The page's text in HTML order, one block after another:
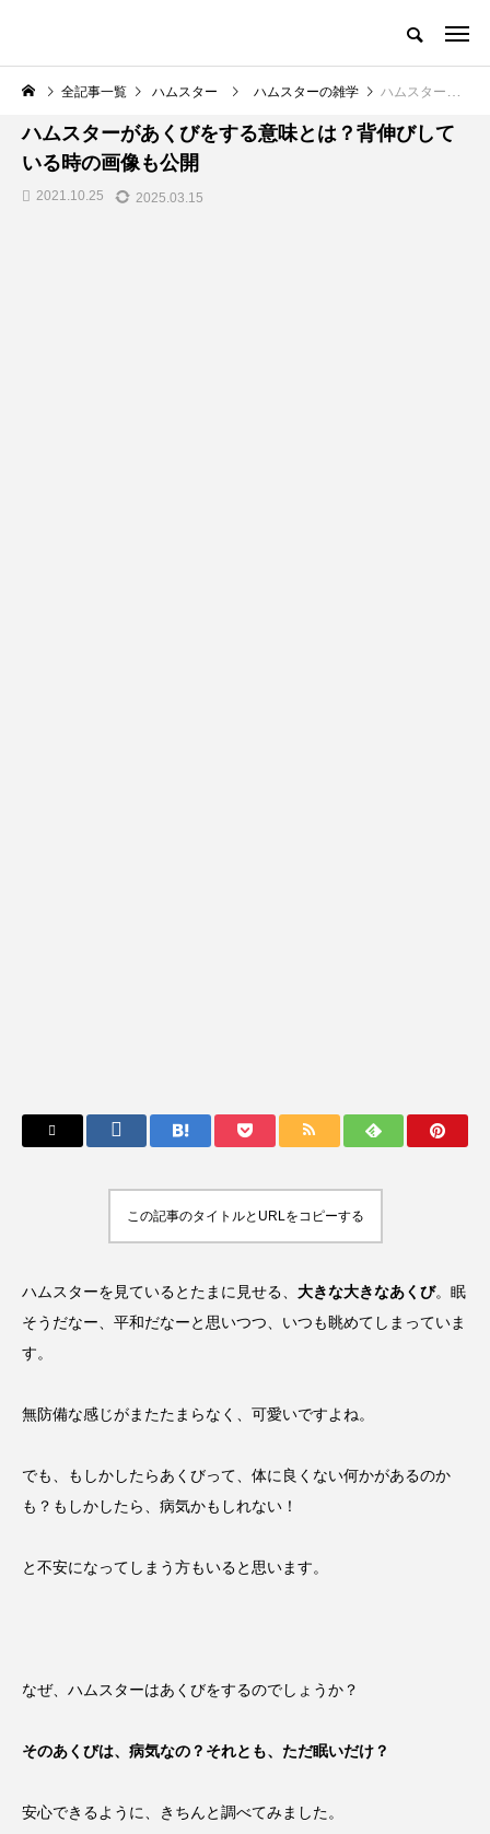
全記事一覧 ハムスター ハムスターの雑学 ハムスターがあくびをする意味とは？背伸びしている時の画像も公開
ハムスター
ハムスターがあくびをする意味とは？背伸びして
いる時の画像も公開
2021.10.25 2025.03.15
この記事のタイトルとURLをコピーする
ハムスターを見ているとたまに見せる、 大きな大きなあくび。眠
そうだなー、平和だなーと思いつつ、いつも眺めてしまっていま
す。
無防備な感じがまたたまらなく、可愛いですよね。
でも、もしかしたらあくびって、体に良くない何かがあるのか
も？もしかしたら、病気かもしれない！
と不安になってしまう方もいると思います。
なぜ、ハムスターはあくびをするのでしょうか？
そのあくびは、病気なの？それとも、ただ眠いだけ？
安心できるように、きちんと調べてみました。